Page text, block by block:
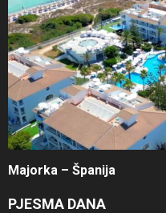
Majorka – Španija
PJESMA DANA